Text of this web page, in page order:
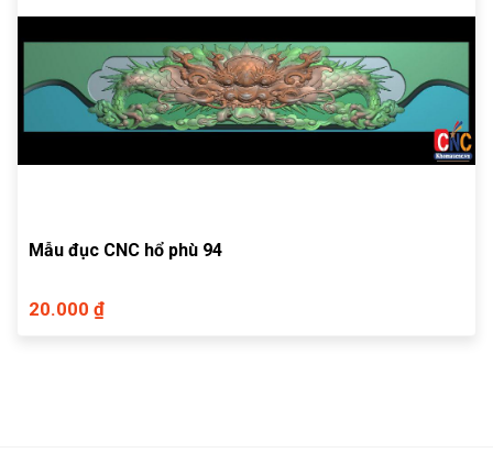
Mẫu đục CNC hổ phù 94
20.000 ₫